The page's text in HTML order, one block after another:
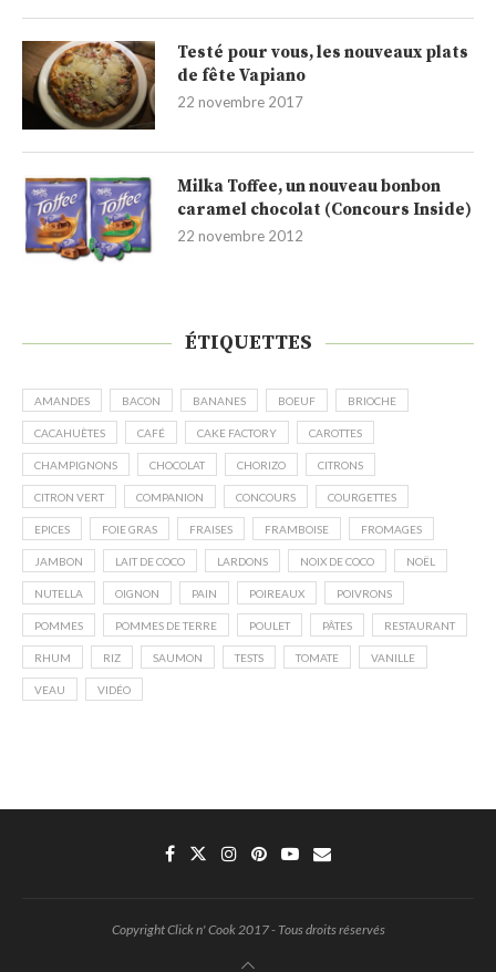
Testé pour vous, les nouveaux plats
de fête Vapiano
22 novembre 2017
Milka Toffee, un nouveau bonbon
caramel chocolat (Concours Inside)
22 novembre 2012
ÉTIQUETTES
AMANDES BACON BANANES BOEUF BRIOCHE
CACAHUÈTES CAFÉ CAKE FACTORY CAROTTES
CHAMPIGNONS CHOCOLAT CHORIZO CITRONS
CITRON VERT COMPANION CONCOURS COURGETTES
EPICES FOIE GRAS FRAISES FRAMBOISE FROMAGES
JAMBON LAIT DE COCO LARDONS NOIX DE COCO NOËL
NUTELLA OIGNON PAIN POIREAUX POIVRONS
POMMES POMMES DE TERRE POULET PÂTES RESTAURANT
RHUM RIZ SAUMON TESTS TOMATE VANILLE
VEAU VIDÉO
Copyright Click n' Cook 2017 - Tous droits réservés